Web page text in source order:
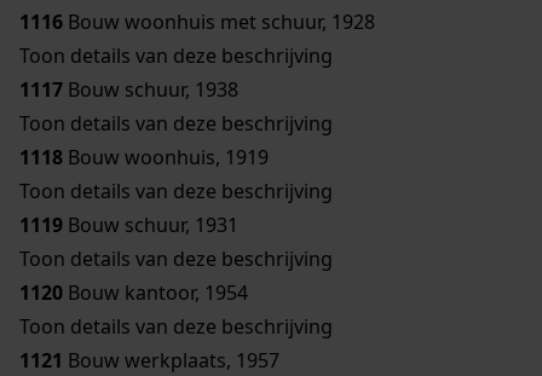
1116 Bouw woonhuis met schuur, 1928
Toon details van deze beschrijving
1117 Bouw schuur, 1938
Toon details van deze beschrijving
1118 Bouw woonhuis, 1919
Toon details van deze beschrijving
1119 Bouw schuur, 1931
Toon details van deze beschrijving
1120 Bouw kantoor, 1954
Toon details van deze beschrijving
1121 Bouw werkplaats, 1957